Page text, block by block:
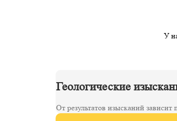
У
Геологические
От результатов изысканий